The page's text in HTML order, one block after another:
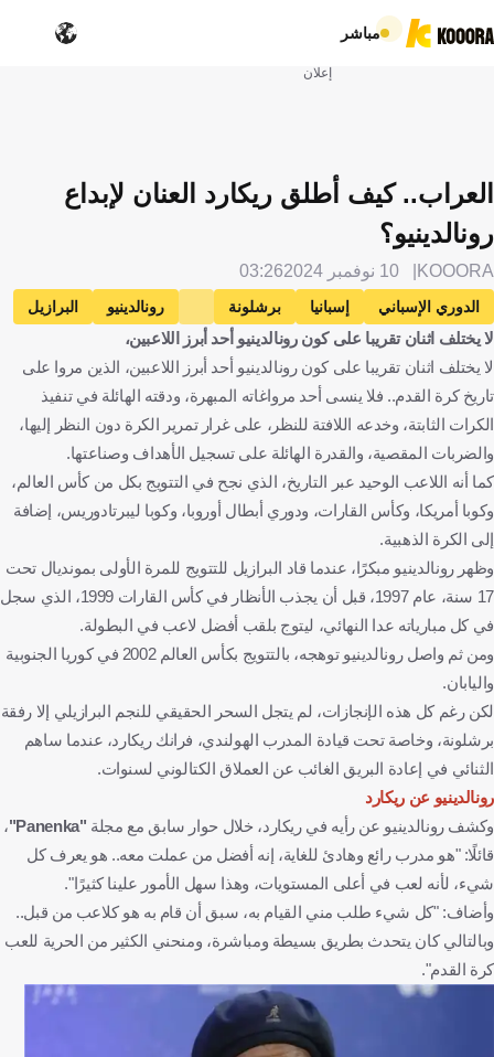
مباشر
إعلان
العراب.. كيف أطلق ريكارد العنان لإبداع
رونالدينيو؟
KOOORA 10 نوفمبر 2024 03:26
الدوري الإسباني إسبانيا برشلونة رونالدينيو
البرازيل
فرانك ريكارد
هولندا كرة قدم
لا يختلف اثنان تقريبا على كون رونالدينيو أحد أبرز اللاعبين،
لا يختلف اثنان تقريبا على كون رونالدينيو أحد أبرز اللاعبين، الذين مروا على
تاريخ كرة القدم.. فلا ينسى أحد مرواغاته المبهرة، ودقته الهائلة في تنفيذ
الكرات الثابتة، وخدعه اللافتة للنظر، على غرار تمرير الكرة دون النظر إليها،
والضربات المقصية، والقدرة الهائلة على تسجيل الأهداف وصناعتها.
كما أنه اللاعب الوحيد عبر التاريخ، الذي نجح في التتويج بكل من كأس العالم،
وكوبا أمريكا، وكأس القارات، ودوري أبطال أوروبا، وكوبا ليبرتادوريس، إضافة
إلى الكرة الذهبية.
وظهر رونالدينيو مبكرًا، عندما قاد البرازيل للتتويج للمرة الأولى بمونديال تحت
17 سنة، عام 1997، قبل أن يجذب الأنظار في كأس القارات 1999، الذي سجل
في كل مبارياته عدا النهائي، ليتوج بلقب أفضل لاعب في البطولة.
ومن ثم واصل رونالدينيو توهجه، بالتتويج بكأس العالم 2002 في كوريا الجنوبية
واليابان.
لكن رغم كل هذه الإنجازات، لم يتجل السحر الحقيقي للنجم البرازيلي إلا رفقة
برشلونة، وخاصة تحت قيادة المدرب الهولندي، فرانك ريكارد، عندما ساهم
الثنائي في إعادة البريق الغائب عن العملاق الكتالوني لسنوات.
رونالدينيو عن ريكارد
وكشف رونالدينيو عن رأيه في ريكارد، خلال حوار سابق مع مجلة "Panenka"
،
قائلًا: "هو مدرب رائع وهادئ للغاية، إنه أفضل من عملت معه.. هو يعرف كل
شيء، لأنه لعب في أعلى المستويات، وهذا سهل الأمور علينا كثيرًا".
وأضاف: "كل شيء طلب مني القيام به، سبق أن قام به هو كلاعب من قبل..
وبالتالي كان يتحدث بطريق بسيطة ومباشرة، ومنحني الكثير من الحرية للعب
كرة القدم".